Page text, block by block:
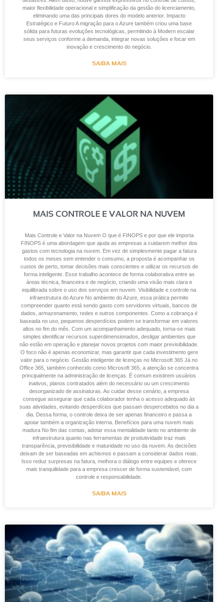
maior flexibilidade operacional e simplificação da gestão do licenciamento,
eliminando uma das principais dores do modelo anterior. Impacto
Estratégico e Futuro A migração para o Azure também criou uma base
sólida para futuras evoluções tecnológicas, permitindo à Modern escalar
seus serviços conforme a demanda, integrar novas soluções e focar em
inovação e crescimento do negócio.
SAIBA MAIS
MAIS CONTROLE E VALOR NA NUVEM
Mais Controle e Valor na Nuvem O que é FINOPS e por que ele importa
FINOPS é uma abordagem que ajuda as empresas a cuidarem melhor dos
gastos com tecnologia na nuvem. Em vez de simplesmente pagar a fatura
todos os meses sem entender o consumo, a proposta é acompanhar os
custos de perto, tomar decisões mais conscientes e utilizar os recursos de
forma inteligente. Esse trabalho acontece de forma colaborativa entre as
áreas técnica, financeira e de negócio, criando uma visão mais clara e
equilibrada sobre o uso dos serviços em nuvem. Visibilidade e controle na
infraestrutura do Azure No ambiente do Azure, essa prática permite
compreender quanto está sendo gasto com servidores virtuais, bancos de
dados, armazenamento, redes e outros componentes. Como a cobrança é
baseada no uso, pequenos desperdícios podem se transformar em valores
altos no fim do mês. Com um acompanhamento adequado, torna‑se mais
simples identificar recursos superdimensionados, desligar ambientes que
não estão em operação e planejar novos projetos com maior previsibilidade.
O foco não é apenas economizar, mas garantir que cada investimento gere
valor para o negócio. Gestão inteligente de licenças no Microsoft 365 Já no
Office 365, também conhecido como Microsoft 365, a atenção se concentra
principalmente na administração de licenças. É comum existirem usuários
inativos, planos contratados além do necessário ou um crescimento
desorganizado de assinaturas. Ao cuidar desse cenário, a empresa
consegue assegurar que cada colaborador tenha o acesso adequado às
suas atividades, evitando desperdícios que passam despercebidos no dia a
dia. Dessa forma, o controle deixa de ser apenas financeiro e passa a
apoiar também a organização interna. Benefícios para uma nuvem mais
madura No fim das contas, adotar essa mentalidade tanto no ambiente de
infraestrutura quanto nas ferramentas de produtividade traz mais
transparência, previsibilidade e maturidade no uso da nuvem. As decisões
deixam de ser baseadas em achismos e passam a considerar dados reais.
Isso reduz surpresas na fatura, melhora o diálogo entre equipes e oferece
mais tranquilidade para a empresa crescer de forma sustentável, com
controle e responsabilidade.
SAIBA MAIS